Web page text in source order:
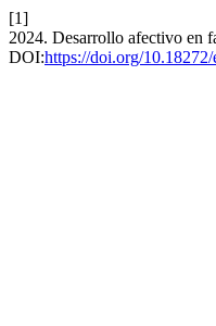
[1]
2024. Desarrollo afectivo en
DOI:https://doi.org/10.18272/